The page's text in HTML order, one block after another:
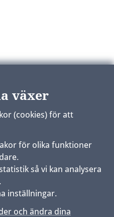
växer
(cookies) för att
för olika funktioner
så vi kan analysera
inställningar.
och ändra dina